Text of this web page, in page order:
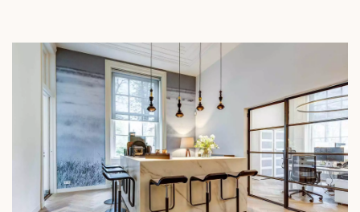
Demandez un rendez-vous personnalisé